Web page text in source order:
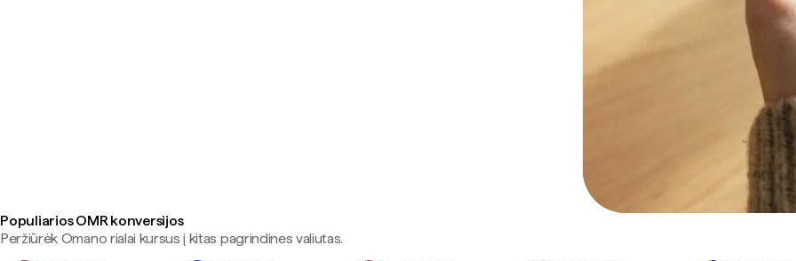
Populiarios OMR konversijos
Peržiūrėk Omano rialai kursus į kitas pagrindines valiutas.